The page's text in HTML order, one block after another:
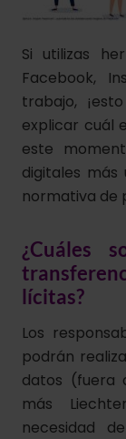
Si utilizas
Facebook,
trabajo,
explicar cuál
este
digitales
normativa de
¿Cuáles
lícitas?
Los
podrán
datos (fuera
más
necesidad